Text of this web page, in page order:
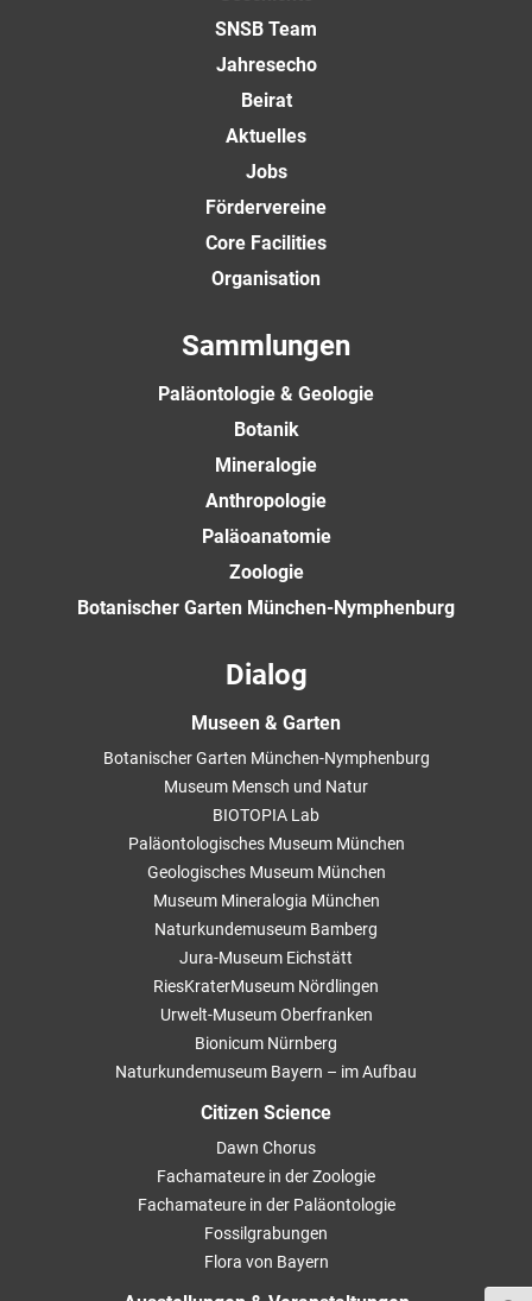
SNSB Team
Jahresecho
Beirat
Aktuelles
Jobs
Fördervereine
Core Facilities
Organisation
Sammlungen
Paläontologie & Geologie
Botanik
Mineralogie
Anthropologie
Paläoanatomie
Zoologie
Botanischer Garten München-Nymphenburg
Dialog
Museen & Garten
Botanischer Garten München-Nymphenburg
Museum Mensch und Natur
BIOTOPIA Lab
Paläontologisches Museum München
Geologisches Museum München
Museum Mineralogia München
Naturkundemuseum Bamberg
Jura-Museum Eichstätt
RiesKraterMuseum Nördlingen
Urwelt-Museum Oberfranken
Bionicum Nürnberg
Naturkundemuseum Bayern – im Aufbau
Citizen Science
Dawn Chorus
Fachamateure in der Zoologie
Fachamateure in der Paläontologie
Fossilgrabungen
Flora von Bayern